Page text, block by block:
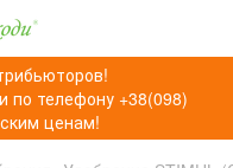
по телефону +38(098)
ценам!